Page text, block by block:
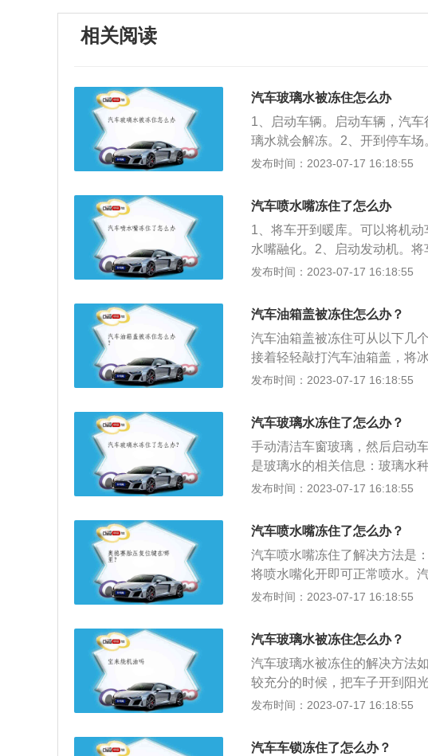
相关阅读
汽车玻璃水被冻住怎么办
1、启动车辆。启动车辆，汽
璃水就会解冻。2、开到停车
高于0℃，车辆停上一晚上，玻
玻璃水中加入酒精，可以降低
冰剂。在玻璃水箱中加入专业
玻璃水结冰的时候不要强行喷
璃水冻得很厉害，玻璃水槽都
要按压车窗玻璃清洗按钮，及
玻璃水时，要选择质量好的玻
期等信息。如果包装粗糙，生
不好，而且容易冻住。
发布时间：2023-07-17 16:18:55
汽车喷水嘴冻住了怎么办
1、将车开到暖库。可以将机
水嘴融化。2、启动发动机。
转，等待车内水箱的温度慢慢
热水，可能会损坏喷水嘴。4、
者已经造成损坏，需要到4s店
可能将车辆停放在室内或地下
被冻。如果汽车的喷水嘴堵住
则可能会导致喷水嘴或者喷水
发布时间：2023-07-17 16:18:55
汽车油箱盖被冻住怎么办？
汽车油箱盖被冻住可从以下几
接着轻轻敲打汽车油箱盖，将
采用温水浇在汽车油箱盖上，
急解锁拉线），多次反复拉动
发布时间：2023-07-17 16:18:55
汽车玻璃水冻住了怎么办？
手动清洁车窗玻璃，然后启动
是玻璃水的相关信息：玻璃水
主要分为三种：夏季用玻璃水
件，选择合适的玻璃水用品。
防眩光，防雾气等性能，对提
发布时间：2023-07-17 16:18:55
汽车喷水嘴冻住了怎么办？
汽车喷水嘴冻住了解决方法是
将喷水嘴化开即可正常喷水。
轻轻往上抬就可以调节，来回
冻裂；3、雨刮喷水马达出现
水电机的保险丝烧断。
发布时间：2023-07-17 16:18:55
汽车玻璃水被冻住怎么办？
汽车玻璃水被冻住的解决方法
较充分的时候，把车子开到阳
果急需要用车，可从家中拿热
机，等待玻璃水解冻即可，发
发布时间：2023-07-17 16:18:55
汽车车锁冻住了怎么办？